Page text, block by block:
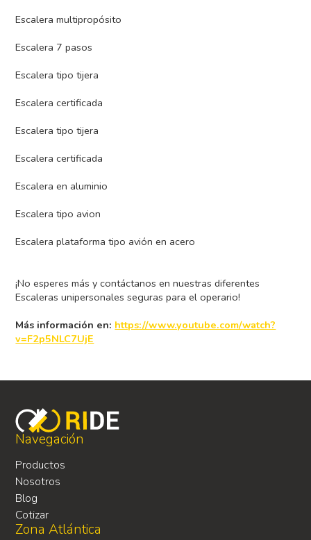
Escalera multipropósito
Escalera 7 pasos
Escalera tipo tijera
Escalera certificada
Escalera tipo tijera
Escalera certificada
Escalera en aluminio
Escalera tipo avion
Escalera plataforma tipo avión en acero
¡No esperes más y contáctanos en nuestras diferentes
Escaleras unipersonales seguras para el operario!
Más información en: https://www.youtube.com/watch?
v=F2p5NLC7UjE
Navegación
Productos
Nosotros
Blog
Cotizar
Zona Atlántica